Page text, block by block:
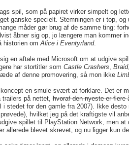
spil, som på papiret virker simpelt og
ganske specielt. Stemningen er i top,
måder gør brug af de samme ting:
åbner sig op, jo længere man kommer
historien om Alice i Eventyrland.
en aftale med Microsoft om at udgive
har stortitler som Castle Crashers Braid,
af denne promovering, så mon ikke
en smule svært at forklare. Det er
trailers på nettet,hvoraf den nyeste er flere
i stedet for den gamle fra 2007). Ikke
hvilket jeg på det kraftigste vil
spillet til PlayStation Network, men
allerede blevet skrevet, og nu ligger kun